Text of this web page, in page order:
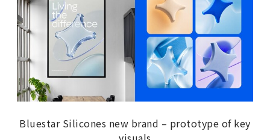
Bluestar Silicones new brand – prototype of key